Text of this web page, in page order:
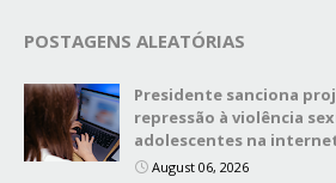
POSTAGENS ALEATÓRIAS
Presidente sanciona
repressão à violência
adolescentes na
August 06, 2026